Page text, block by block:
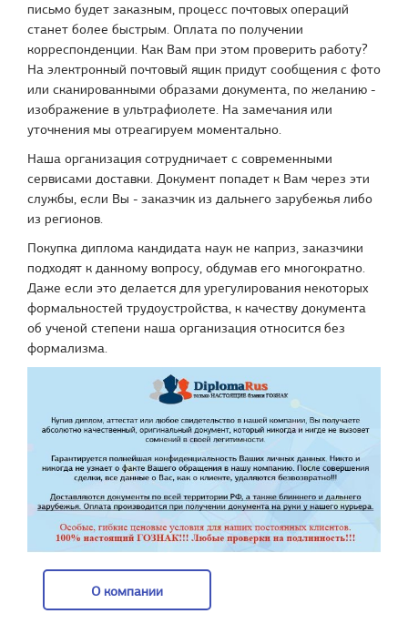
письмо будет заказным, процесс почтовых операций
станет более быстрым. Оплата по получении
корреспонденции. Как Вам при этом проверить работу?
На электронный почтовый ящик придут сообщения с фото
или сканированными образами документа, по желанию -
изображение в ультрафиолете. На замечания или
уточнения мы отреагируем моментально.
Наша организация сотрудничает с современными
сервисами доставки. Документ попадет к Вам через эти
службы, если Вы - заказчик из дальнего зарубежья либо
из регионов.
Покупка диплома кандидата наук не каприз, заказчики
подходят к данному вопросу, обдумав его многократно.
Даже если это делается для урегулирования некоторых
формальностей трудоустройства, к качеству документа
об ученой степени наша организация относится без
формализма.
О компании